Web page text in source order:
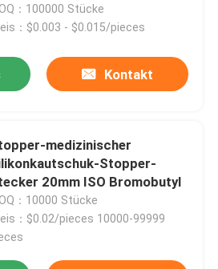
：100000 Stücke
：$0.003 - $0.015/pieces
Kontakt
medizinischer
Stopper-
20mm ISO Bromobutyl
：10000 Stücke
：$0.02/pieces 10000-99999